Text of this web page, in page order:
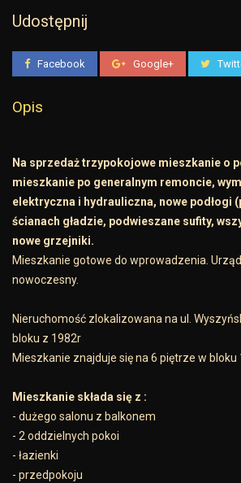
Udostępnij
Facebook Google+
Opis
Na sprzedaż trzypokojowe mieszkanie o
mieszkanie po generalnym remoncie,
elektryczna i hydrauliczna, nowe podłogi
ścianach gładzie, podwieszane sufity,
nowe grzejniki.
Mieszkanie gotowe do wprowadzenia.
nowoczesny.
Nieruchomość zlokalizowana na ul.
bloku z 1982r
Mieszkanie znajduje się na 6 piętrze w bloku
Mieszkanie składa się z :
- dużego salonu z balkonem
- 2 oddzielnych pokoi
- łazienki
- przedpokoju